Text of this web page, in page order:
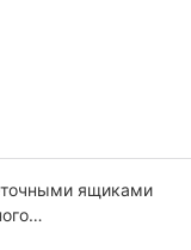
ящиками